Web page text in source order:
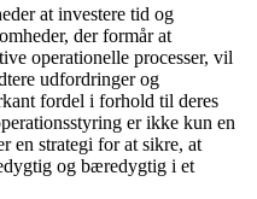
at investere tid og
der formår at
operationelle processer, vil
udfordringer og
fordel i forhold til deres
er ikke kun en
en strategi for at sikre, at
og bæredygtig i et